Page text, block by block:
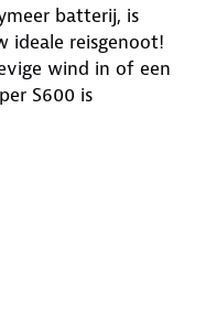
batterij, is
ideale reisgenoot!
wind in of een
S600 is
en op te bergen in
BAFANG
VERSNELLINGEN
geeft
ondersteuning in